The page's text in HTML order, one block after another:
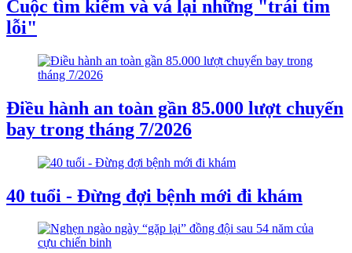
Cuộc tìm kiếm và vá lại những "trái tim
lỗi"
Điều hành an toàn gần 85.000 lượt chuyến
bay trong tháng 7/2026
40 tuổi - Đừng đợi bệnh mới đi khám